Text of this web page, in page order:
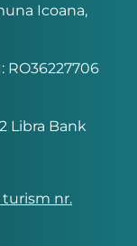
Icoana,
RO36227706
Libra Bank
nr.